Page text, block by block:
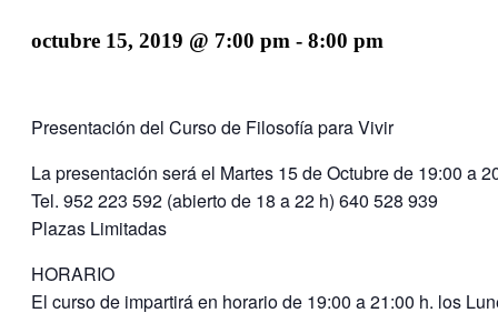
octubre 15, 2019 @ 7:00 pm - 8:00 pm
Presentación del Curso de Filosofía para Vivir
La presentación será el Martes 15 de Octubre de 19:00 a
Tel. 952 223 592 (abierto de 18 a 22 h) 640 528 939
Plazas Limitadas
HORARIO
El curso de impartirá en horario de 19:00 a 21:00 h. los